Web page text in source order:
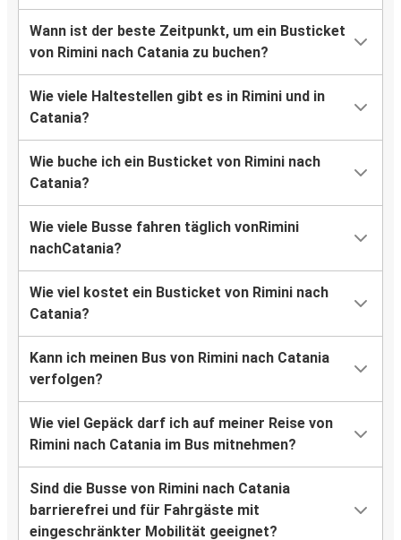
Wann ist der beste Zeitpunkt, um ein Busticket
von Rimini nach Catania zu buchen?
Wie viele Haltestellen gibt es in Rimini und in
Catania?
Wie buche ich ein Busticket von Rimini nach
Catania?
Wie viele Busse fahren täglich vonRimini
nachCatania?
Wie viel kostet ein Busticket von Rimini nach
Catania?
Kann ich meinen Bus von Rimini nach Catania
verfolgen?
Wie viel Gepäck darf ich auf meiner Reise von
Rimini nach Catania im Bus mitnehmen?
Sind die Busse von Rimini nach Catania
barrierefrei und für Fahrgäste mit
eingeschränkter Mobilität geeignet?